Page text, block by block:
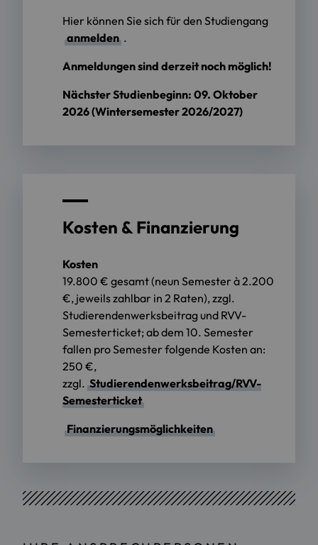
Hier können Sie sich für den Studiengang
anmelden .
Anmeldungen sind derzeit noch möglich!
Nächster Studienbeginn: 09. Oktober
2026 (Wintersemester 2026/2027)
Kosten & Finanzierung
Kosten
19.800 € gesamt (neun Semester à 2.200
€, jeweils zahlbar in 2 Raten), zzgl.
Studierendenwerksbeitrag und RVV-
Semesterticket; ab dem 10. Semester
fallen pro Semester folgende Kosten an:
250 €,
zzgl. Studierendenwerksbeitrag/RVV-
Semesterticket
Finanzierungsmöglichkeiten